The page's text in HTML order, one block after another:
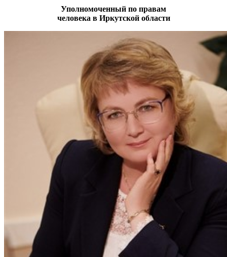
Уполномоченный по правам
человека в Иркутской области